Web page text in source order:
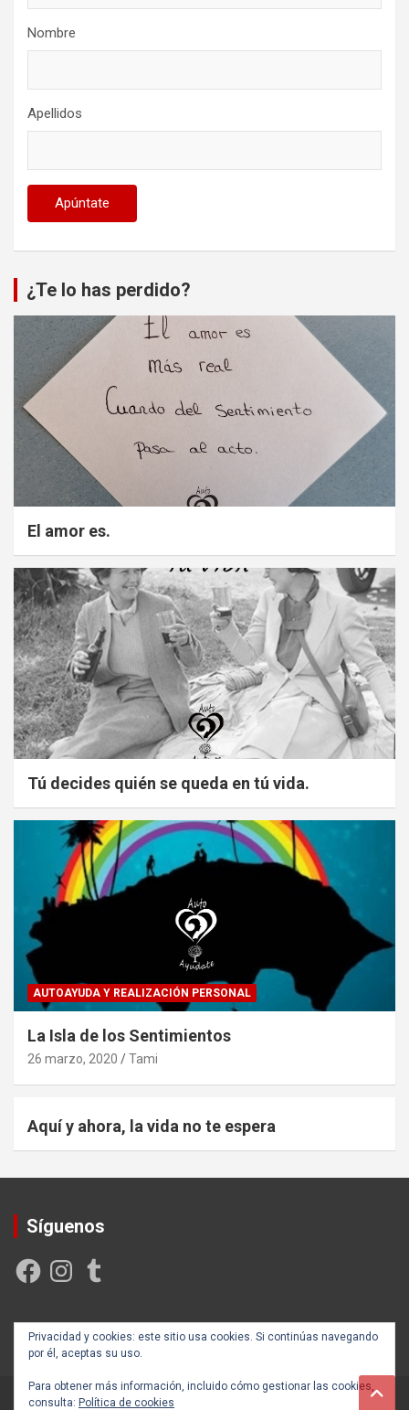
Nombre
Apellidos
¿Te lo has perdido?
El amor es.
Tú decides quién se queda en tú vida.
AUTOAYUDA Y REALIZACIÓN PERSONAL
La Isla de los Sentimientos
26 marzo, 2020 Tami
Aquí y ahora, la vida no te espera
Síguenos
FacebookInstagramTumblr
Privacidad y cookies: este sitio usa cookies. Si continúas navegando
por él, aceptas su uso.
Para obtener más información, incluido cómo gestionar las cookies,
consulta: Política de cookies
Creada y posicionada por Rogama Informática